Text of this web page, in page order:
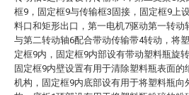
框9，固定框9与传输框3固接，固定框9上
料口和矩形出口，第一电机7驱动第一转动
与第二转动轴6配合带动传输带4转动，将
定框9内，固定框9内部设有带动塑料瓶旋
固定框9内壁设置有用于清除塑料瓶表面的
机构，固定框9内底部设有用于将塑料瓶向